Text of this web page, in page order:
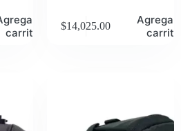
al
carrito
$14,025.00
Agregar
carrito